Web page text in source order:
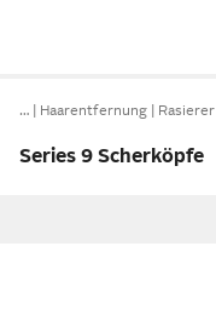
… Haarentfernung Rasierer
Series 9 Scherköpfe